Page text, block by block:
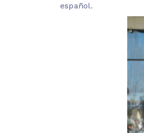
español.